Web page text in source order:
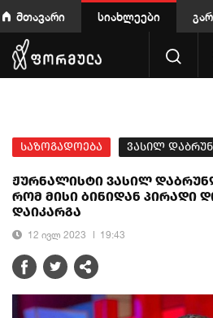
მთავარი სიახლეები
საზოგადოება ვასილ
ჟურნალისტი ვასილ
რომ მისი ბინიდან პირადი
დაიკარგა
12 ივლ 2023 19:43